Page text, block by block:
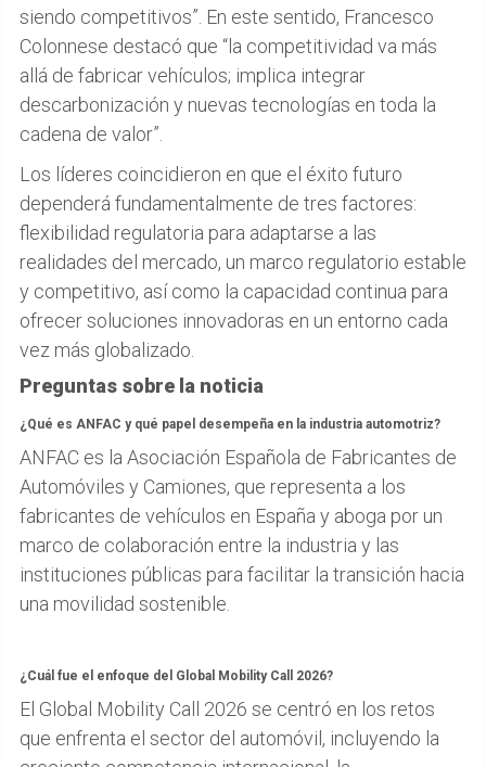
siendo competitivos”. En este sentido, Francesco
Colonnese destacó que “la competitividad va más
allá de fabricar vehículos; implica integrar
descarbonización y nuevas tecnologías en toda la
cadena de valor”.
Los líderes coincidieron en que el éxito futuro
dependerá fundamentalmente de tres factores:
flexibilidad regulatoria para adaptarse a las
realidades del mercado, un marco regulatorio estable
y competitivo, así como la capacidad continua para
ofrecer soluciones innovadoras en un entorno cada
vez más globalizado.
Preguntas sobre la noticia
¿Qué es ANFAC y qué papel desempeña en la industria automotriz?
ANFAC es la Asociación Española de Fabricantes de
Automóviles y Camiones, que representa a los
fabricantes de vehículos en España y aboga por un
marco de colaboración entre la industria y las
instituciones públicas para facilitar la transición hacia
una movilidad sostenible.
¿Cuál fue el enfoque del Global Mobility Call 2026?
El Global Mobility Call 2026 se centró en los retos
que enfrenta el sector del automóvil, incluyendo la